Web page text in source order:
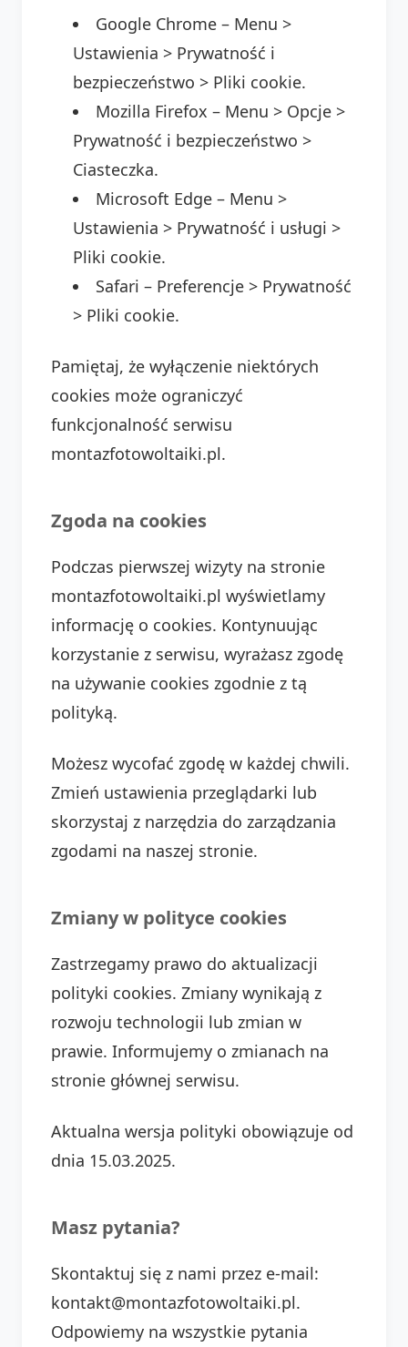
Google Chrome – Menu >
Ustawienia > Prywatność i
bezpieczeństwo > Pliki cookie.
Mozilla Firefox – Menu > Opcje >
Prywatność i bezpieczeństwo >
Ciasteczka.
Microsoft Edge – Menu >
Ustawienia > Prywatność i usługi >
Pliki cookie.
Safari – Preferencje > Prywatność
> Pliki cookie.
Pamiętaj, że wyłączenie niektórych
cookies może ograniczyć
funkcjonalność serwisu
montazfotowoltaiki.pl.
Zgoda na cookies
Podczas pierwszej wizyty na stronie
montazfotowoltaiki.pl wyświetlamy
informację o cookies. Kontynuując
korzystanie z serwisu, wyrażasz zgodę
na używanie cookies zgodnie z tą
polityką.
Możesz wycofać zgodę w każdej chwili.
Zmień ustawienia przeglądarki lub
skorzystaj z narzędzia do zarządzania
zgodami na naszej stronie.
Zmiany w polityce cookies
Zastrzegamy prawo do aktualizacji
polityki cookies. Zmiany wynikają z
rozwoju technologii lub zmian w
prawie. Informujemy o zmianach na
stronie głównej serwisu.
Aktualna wersja polityki obowiązuje od
dnia 15.03.2025.
Masz pytania?
Skontaktuj się z nami przez e-mail:
kontakt@montazfotowoltaiki.pl.
Odpowiemy na wszystkie pytania